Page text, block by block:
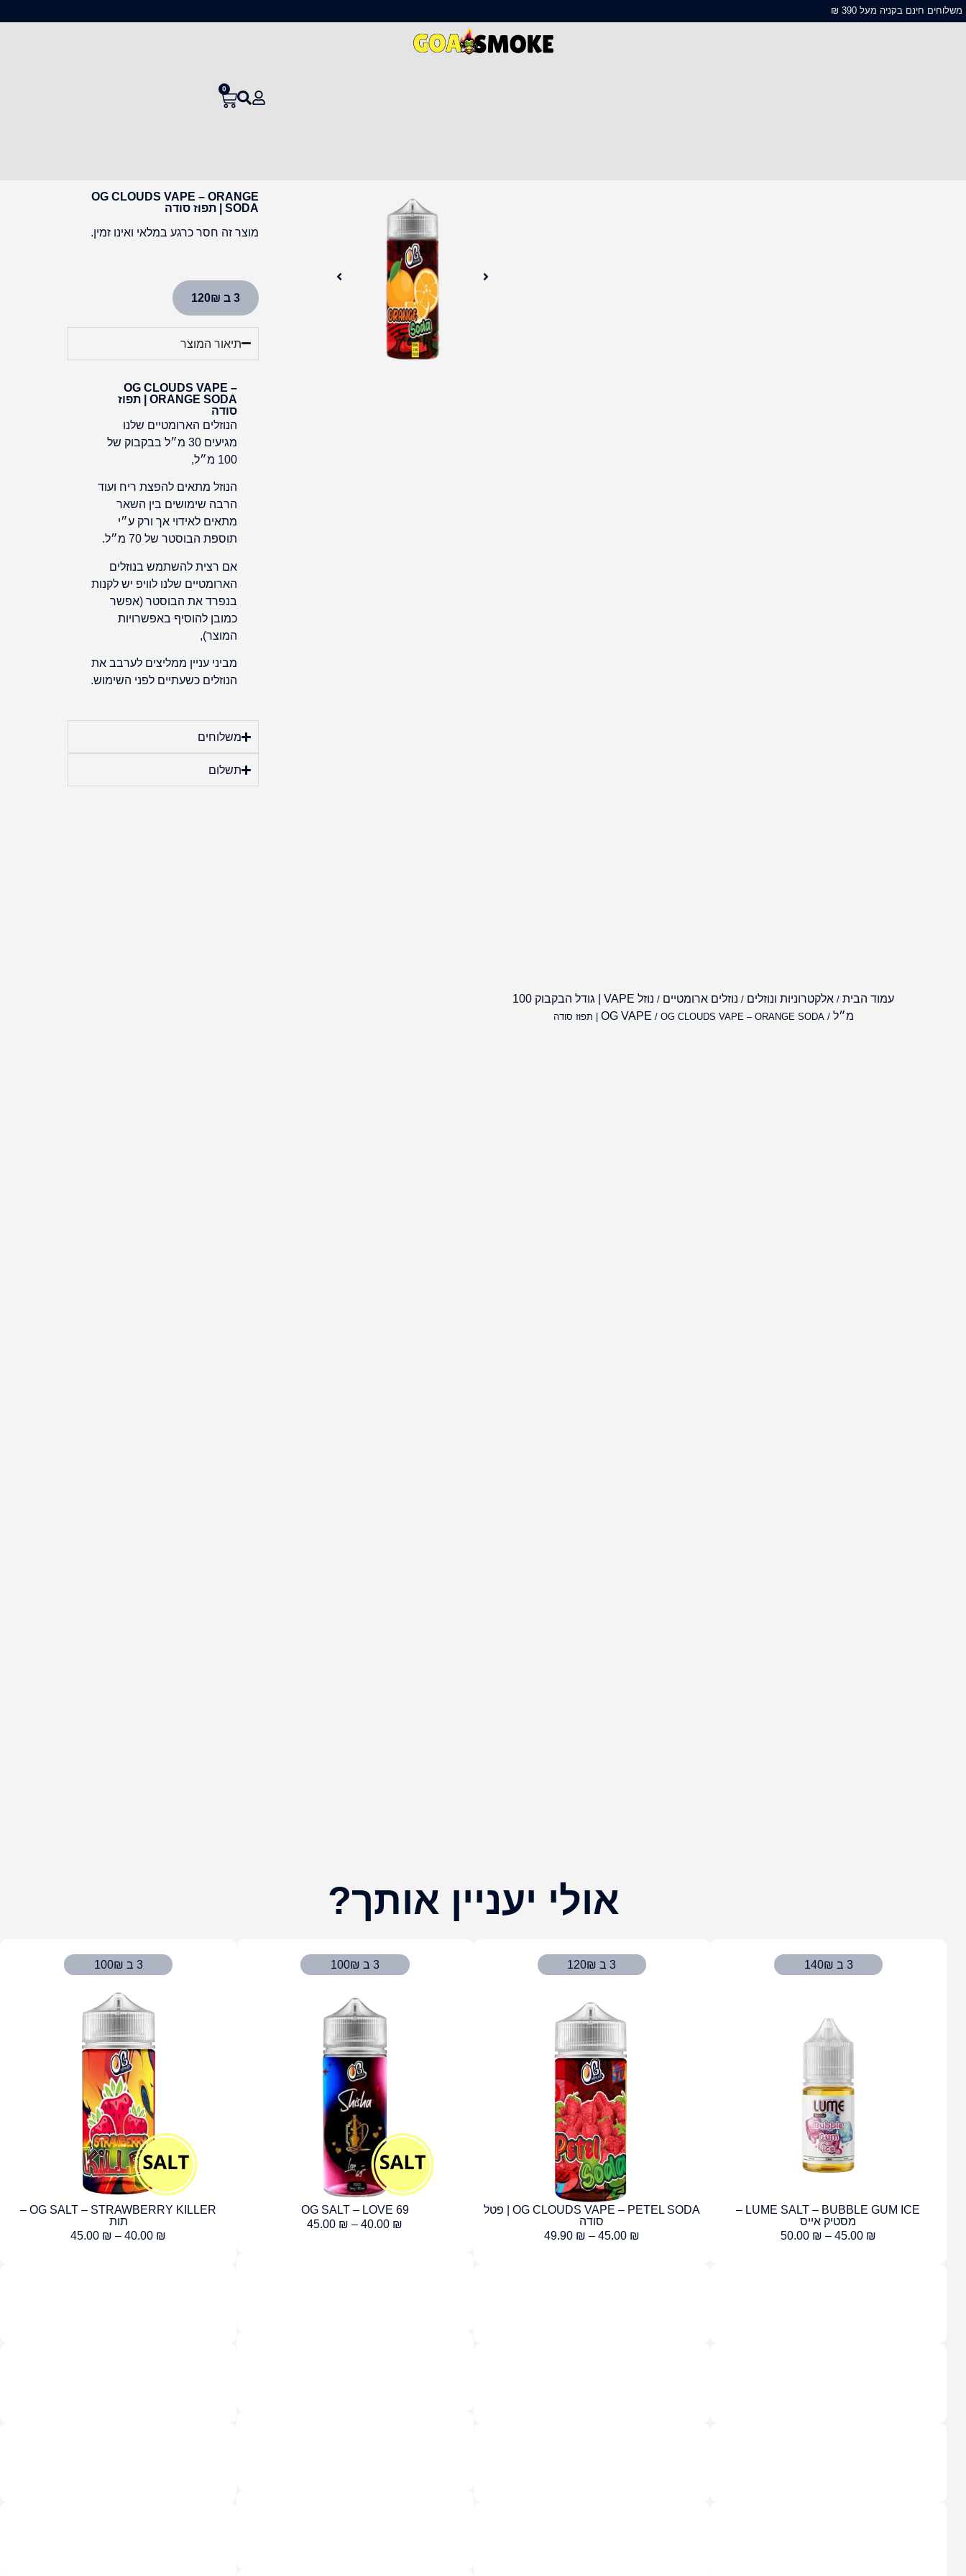
משלוחים חינם בקניה מעל 390 ₪
0
OG CLOUDS VAPE – ORANGE
SODA | תפוז סודה
מוצר זה חסר כרגע במלאי ואינו זמין.
3 ב 120₪
תיאור המוצר
OG CLOUDS VAPE –
ORANGE SODA | תפוז
סודה
הנוזלים הארומטיים שלנו
מגיעים 30 מ״ל בבקבוק של
100 מ״ל,
הנוזל מתאים להפצת ריח ועוד
הרבה שימושים בין השאר
מתאים לאידוי אך ורק ע״י
תוספת הבוסטר של 70 מ״ל.
אם רצית להשתמש בנוזלים
הארומטיים שלנו לוויפ יש לקנות
בנפרד את הבוסטר(אפשר
כמובן להוסיף באפשרויות
המוצר),
מביני עניין ממליצים לערבב את
הנוזלים כשעתיים לפני השימוש.
משלוחים
תשלום
עמוד הבית/ אלקטרוניות ונוזלים / נוזלים ארומטיים /
נוזל VAPE | גודל הבקבוק 100
מ״ל /
OG VAPE / OG CLOUDS VAPE – ORANGE SODA | תפוז סודה
אולי יעניין אותך?
3 ב 140₪
LUME SALT – BUBBLE GUM ICE –
מסטיק אייס
45.00 ₪
–
50.00 ₪
3 ב 120₪
OG CLOUDS VAPE – PETEL SODA | פטל
סודה
45.00 ₪
–
49.90 ₪
3 ב 100₪
OG SALT – LOVE 69
40.00 ₪
–
45.00 ₪
3 ב 100₪
OG SALT – STRAWBERRY KILLER –
תות
40.00 ₪
–
45.00 ₪